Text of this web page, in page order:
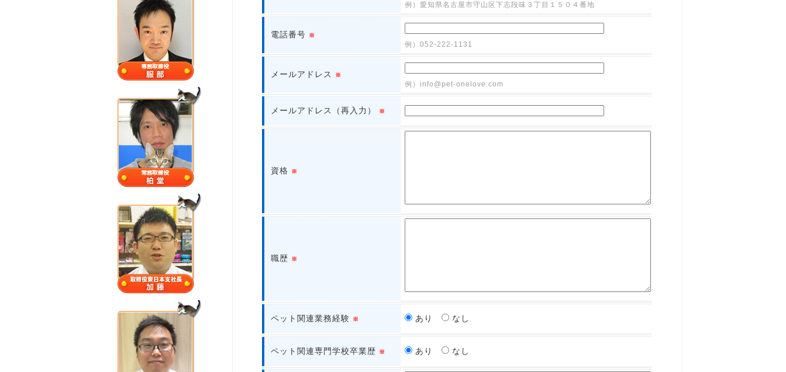
例）愛知県名古屋市守山区下志段味３丁目１５０４番地
電話番号 ※
例）052-222-1131
メールアドレス ※
例）info@pet-onelove.com
メールアドレス（再入力） ※
資格 ※
職歴 ※
ペット関連業務経験 ※ あり なし
ペット関連専門学校卒業歴 ※ あり なし